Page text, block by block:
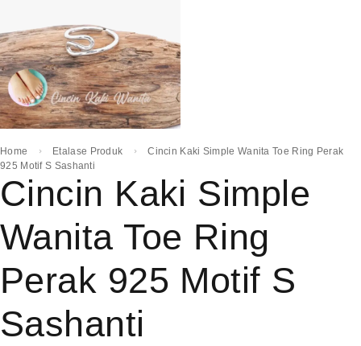
Home Etalase Produk
Cincin Kaki Simple Wanita Toe Ring Perak
925 Motif S Sashanti
Cincin Kaki Simple
Wanita Toe Ring
Perak 925 Motif S
Sashanti